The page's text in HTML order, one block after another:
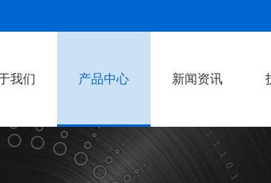
我们 产品中心 新闻资讯